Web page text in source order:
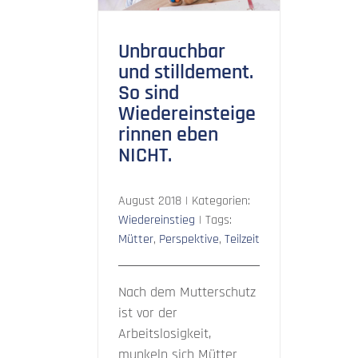
Unbrauchbar
und stilldement.
So sind
Wiedereinsteige
rinnen eben
NICHT.
August 2018 | Kategorien:
Wiedereinstieg | Tags:
Mütter, Perspektive, Teilzeit
Nach dem Mutterschutz
ist vor der
Arbeitslosigkeit,